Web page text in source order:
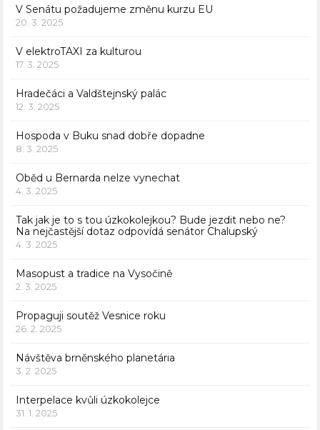
V Senátu požadujeme změnu kurzu EU
20. 3. 2025
V elektroTAXI za kulturou
17. 3. 2025
Hradečáci a Valdštejnský palác
12. 3. 2025
Hospoda v Buku snad dobře dopadne
8. 3. 2025
Oběd u Bernarda nelze vynechat
4. 3. 2025
Tak jak je to s tou úzkokolejkou? Bude jezdit nebo ne?
Na nejčastější dotaz odpovídá senátor Chalupský
4. 3. 2025
Masopust a tradice na Vysočině
2. 3. 2025
Propaguji soutěž Vesnice roku
26. 2. 2025
Návštěva brněnského planetária
3. 2. 2025
Interpelace kvůli úzkokolejce
31. 1. 2025